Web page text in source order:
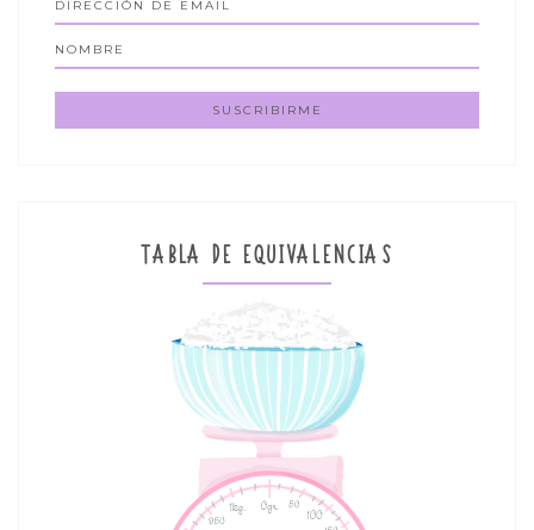
TABLA DE EQUIVALENCIAS